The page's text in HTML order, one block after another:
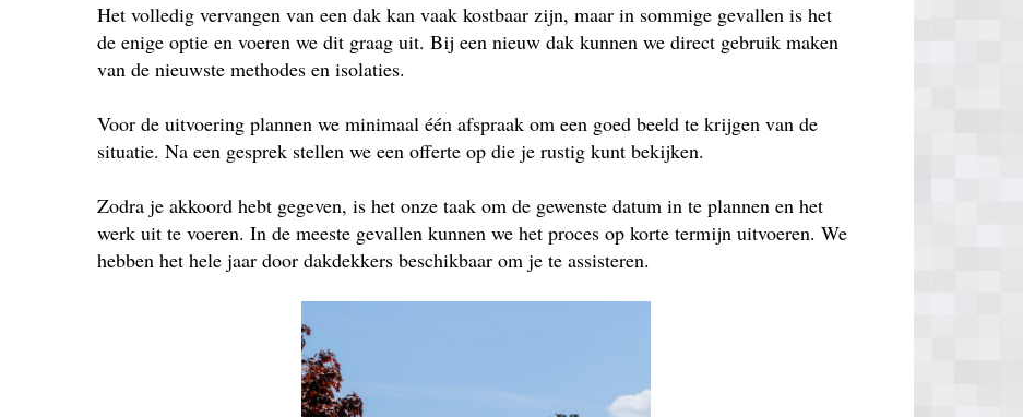
Het volledig vervangen van een dak kan vaak kostbaar zijn, maar in sommige gevallen is het
de enige optie en voeren we dit graag uit. Bij een nieuw dak kunnen we direct gebruik maken
van de nieuwste methodes en isolaties.
Voor de uitvoering plannen we minimaal één afspraak om een goed beeld te krijgen van de
situatie. Na een gesprek stellen we een offerte op die je rustig kunt bekijken.
Zodra je akkoord hebt gegeven, is het onze taak om de gewenste datum in te plannen en het
werk uit te voeren. In de meeste gevallen kunnen we het proces op korte termijn uitvoeren. We
hebben het hele jaar door dakdekkers beschikbaar om je te assisteren.